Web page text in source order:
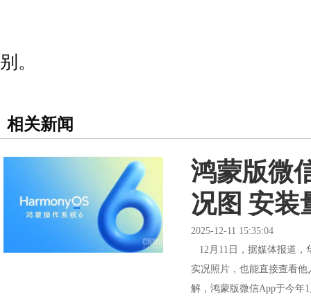
别。
相关新闻
鸿蒙版微
况图 安装
2025-12-11 15:35:04
12月11日，据媒体报道，
实况照片，也能直接查看
解，鸿蒙版微信App于今年